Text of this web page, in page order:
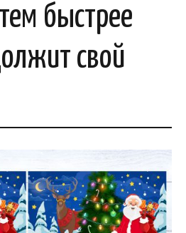
быстрее
свой